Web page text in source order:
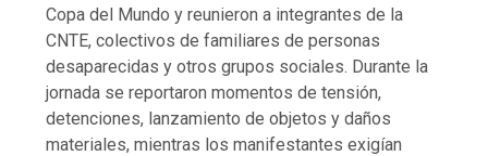
Copa del Mundo y reunieron a integrantes de la
CNTE, colectivos de familiares de personas
desaparecidas y otros grupos sociales. Durante la
jornada se reportaron momentos de tensión,
detenciones, lanzamiento de objetos y daños
materiales, mientras los manifestantes exigían